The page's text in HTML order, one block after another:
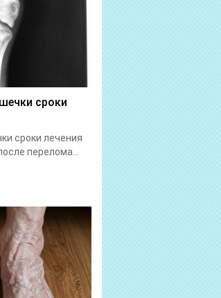
сроки
сроки лечения
перелома...